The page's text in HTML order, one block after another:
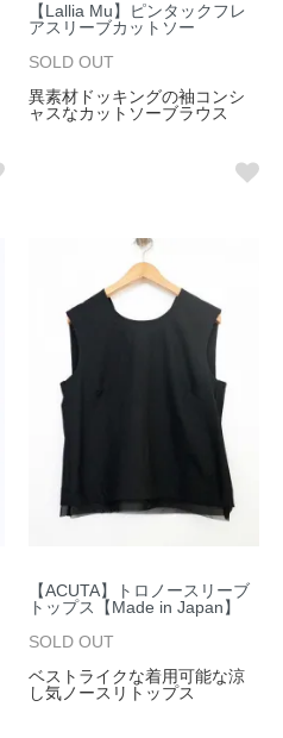
【Lallia Mu】ピンタックフレ
アスリーブカットソー
SOLD OUT
異素材ドッキングの袖コンシ
ャスなカットソーブラウス
【ACUTA】トロノースリーブ
トップス【Made in Japan】
SOLD OUT
ベストライクな着用可能な涼
し気ノースリトップス